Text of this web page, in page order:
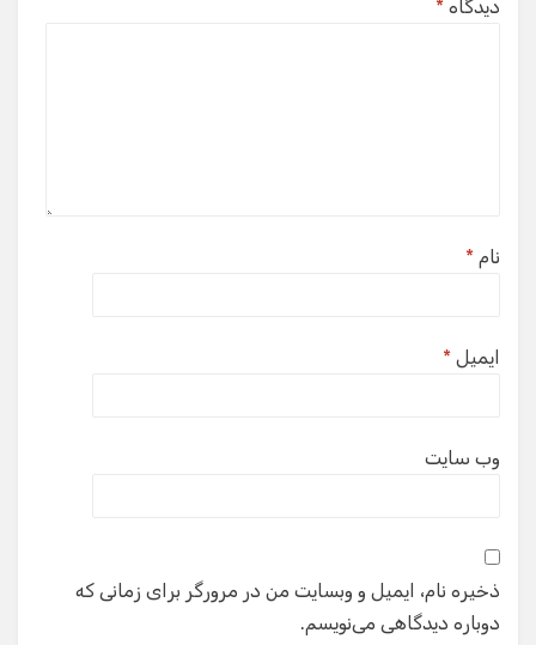
دیدگاه *
نام *
ایمیل *
وب‌ سایت
ذخیره نام، ایمیل و وبسایت من در مرورگر برای زمانی که
دوباره دیدگاهی می‌نویسم.